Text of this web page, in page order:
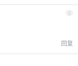
2
回复